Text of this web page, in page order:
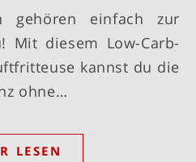
Mit diesem Low-Carb-
kannst du die
ohne…
LESEN